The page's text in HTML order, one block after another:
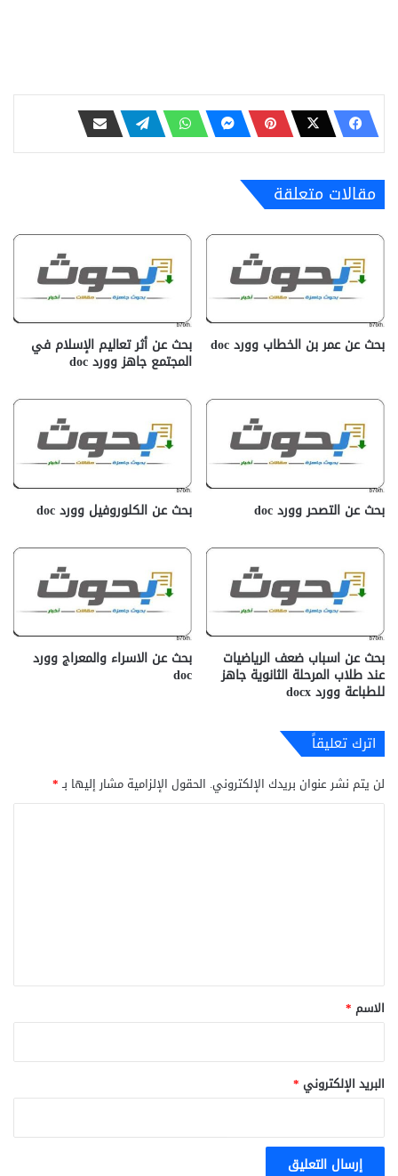
مقالات متعلقة
بحث عن عمر بن الخطاب وورد doc بحث عن أثر تعاليم الإسلام في
المجتمع جاهز وورد doc
بحث عن التصحر وورد doc بحث عن الكلوروفيل وورد doc
بحث عن اسباب ضعف الرياضيات
عند طلاب المرحلة الثانوية جاهز
للطباعة وورد docx‎
بحث عن الاسراء والمعراج وورد
doc
اترك تعليقاً
لن يتم نشر عنوان بريدك الإلكتروني. الحقول الإلزامية مشار إليها بـ*
*
الاسم *
البريد الإلكتروني *